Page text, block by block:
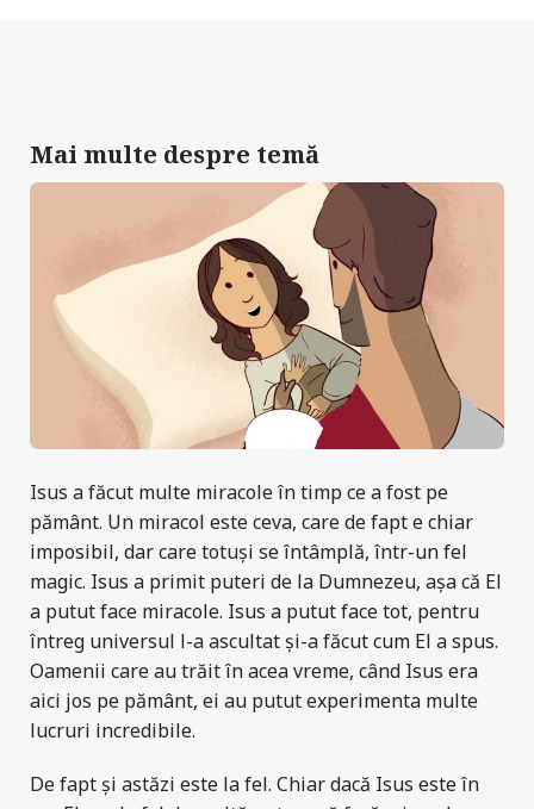
Mai multe despre temă
Isus a făcut multe miracole în timp ce a fost pe
pământ. Un miracol este ceva, care de fapt e chiar
imposibil, dar care totuși se întâmplă, într-un fel
magic. Isus a primit puteri de la Dumnezeu, așa că El
a putut face miracole. Isus a putut face tot, pentru
întreg universul l-a ascultat și-a făcut cum El a spus.
Oamenii care au trăit în acea vreme, când Isus era
aici jos pe pământ, ei au putut experimenta multe
lucruri incredibile.
De fapt și astăzi este la fel. Chiar dacă Isus este în